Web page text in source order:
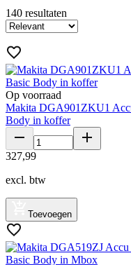
140 resultaten
Op voorraad
Makita DGA901ZKU1
Body in koffer
327,99
excl. btw
Toevoegen